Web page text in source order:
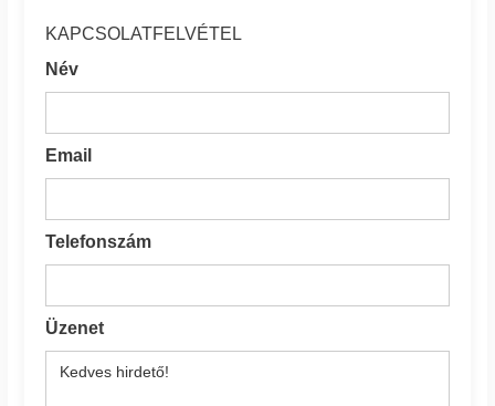
KAPCSOLATFELVÉTEL
Név
Email
Telefonszám
Üzenet